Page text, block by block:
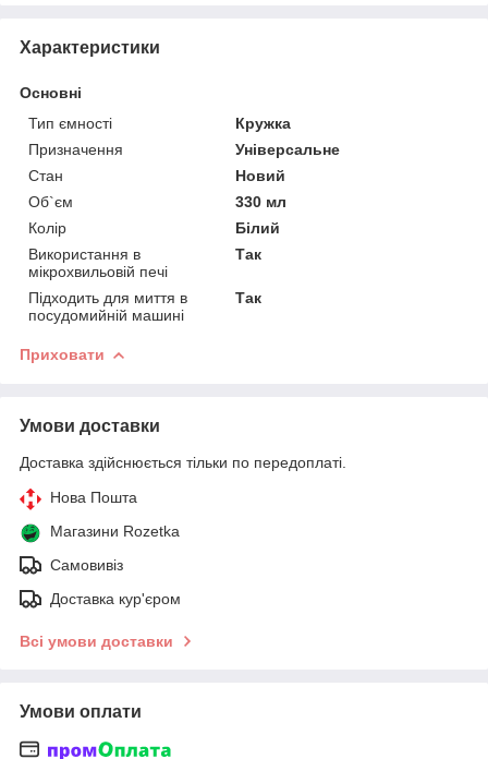
Характеристики
Основні
Тип ємності
Кружка
Призначення
Універсальне
Стан
Новий
Об`єм
330 мл
Колір
Білий
Використання в
мікрохвильовій печі
Так
Підходить для миття в
посудомийній машині
Так
Приховати
Умови доставки
Доставка здійснюється тільки по передоплаті.
Нова Пошта
Магазини Rozetka
Самовивіз
Доставка кур'єром
Всі умови доставки
Умови оплати